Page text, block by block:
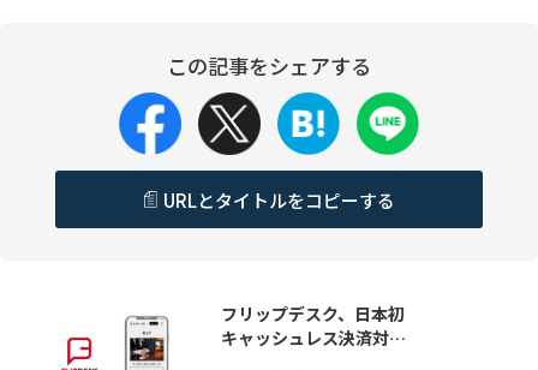
この記事をシェアする
URLとタイトルをコピーする
フリップデスク、日本初
キャッシュレス決済対…